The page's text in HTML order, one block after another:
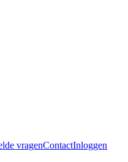
vragenContactInloggen